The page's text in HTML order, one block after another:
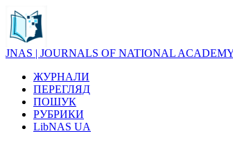
JNAS | JOURNALS OF NATIONAL
ЖУРНАЛИ
ПЕРЕГЛЯД
ПОШУК
РУБРИКИ
LibNAS UA